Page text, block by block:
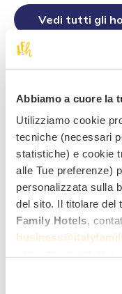
Abbiamo a cuore la
Utilizziamo cookie
tecniche (necessari
statistiche) e cookie
alle Tue preferenze)
personalizzata sulla
del sito. Il titolare del
Family Hotels,
. Allo
Vedi tutti gli
Un
Friulane